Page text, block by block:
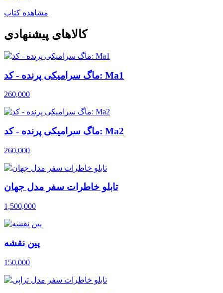
مشاهده کتاب
کالاهای پیشنهادی
ماگ سرامیکی پرنده - کد: Ma1
260,000
ماگ سرامیکی پرنده - کد: Ma2
260,000
تابلو خاطرات سفر مدل جهان
1,500,000
پین نقشه
150,000